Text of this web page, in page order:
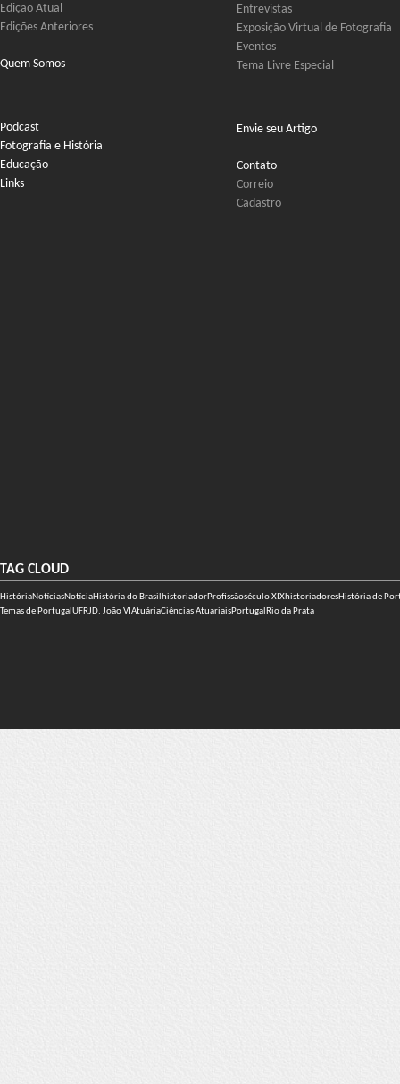
Edição Atual
Edições Anteriores
Quem Somos
Entrevistas
Exposição Virtual de Fotografia
Eventos
Tema Livre Especial
Podcast
Fotografia e História
Educação
Links
Envie seu Artigo
Contato
Correio
Cadastro
TAG CLOUD
HistóriaNotíciasNotíciaHistória do Brasil historiadorProfissãoséculo XIXhistoriadoresHistória de
Temas de Portugal UFRJD. João VI AtuáriaCiências AtuariaisPortugal Rio da Prata